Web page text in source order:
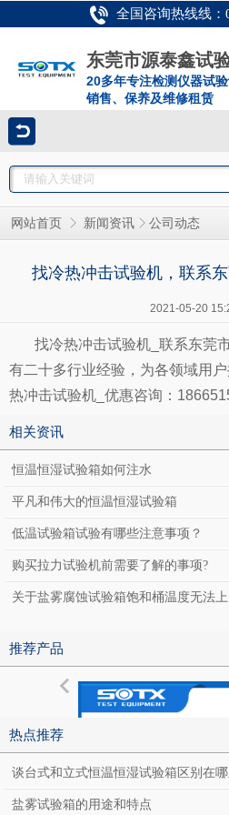
全国咨询热线线：
东莞市源泰鑫试
20多年专注检测仪器试
销售、保养及维修租赁
网站首页 新闻资讯 公司动态
找冷热冲击试验机，联系
2021-05-20
找冷热冲击试验机_联系东莞
有二十多行业经验，为各领域用
热冲击试验机_优惠咨询：
相关资讯
恒温恒湿试验箱如何注水
平凡和伟大的恒温恒湿试验箱
低温试验箱试验有哪些注意事项？
购买拉力试验机前需要了解的事项?
关于盐雾腐蚀试验箱饱和桶温度无法
推荐产品
热点推荐
谈台式和立式恒温恒湿试验箱区别在哪
盐雾试验箱的用途和特点